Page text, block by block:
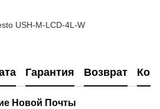
USH-M-LCD-4L-W
Гарантия Возврат
Новой Почты